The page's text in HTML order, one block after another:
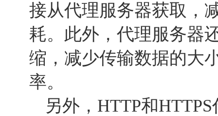
接从代理服务器获取，
耗。此外，代理服务器
缩，减少传输数据的大
率。
另外，HTTP和